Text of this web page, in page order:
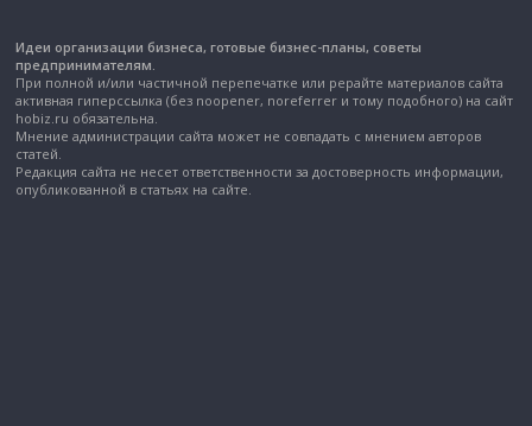
Идеи организации бизнеса, готовые бизнес-планы, советы
предпринимателям.
При полной и/или частичной перепечатке или рерайте материалов сайта
активная гиперссылка (без noopener, noreferrer и тому подобного) на сайт
hobiz.ru обязательна.
Мнение администрации сайта может не совпадать с мнением авторов
статей.
Редакция сайта не несет ответственности за достоверность информации,
опубликованной в статьях на сайте.